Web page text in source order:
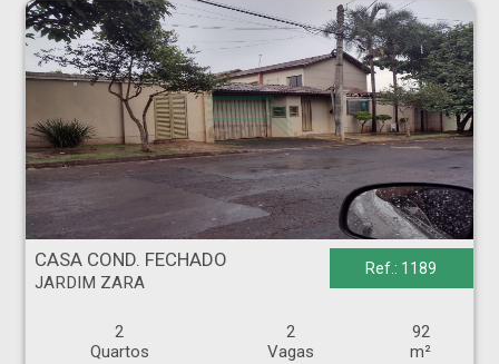
CASA COND. FECHADO - JARDIM ZARA - Ribeirão Preto
CASA COND. FECHADO
JARDIM ZARA
Ref.: 1189
2
Quartos
2
Vagas
92
m²